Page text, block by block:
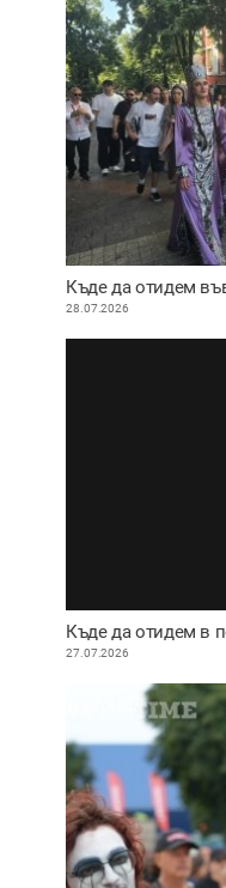
Къде да отидем
28.07.2026
Къде да отидем в
27.07.2026